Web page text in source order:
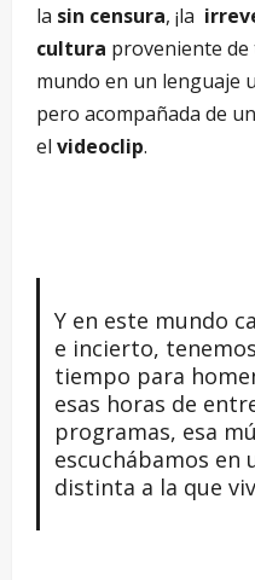
la sin censura, ¡la
cultura proveniente
mundo en un lenguaje
pero acompañada de
el videoclip.
Y en este mundo
e incierto,
tiempo para
esas horas de
programas, esa
escuchábamos en
distinta a la que